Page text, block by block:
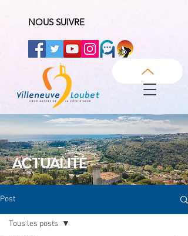
NOUS SUIVRE
ACTUALITÉ
Post
Tous les posts